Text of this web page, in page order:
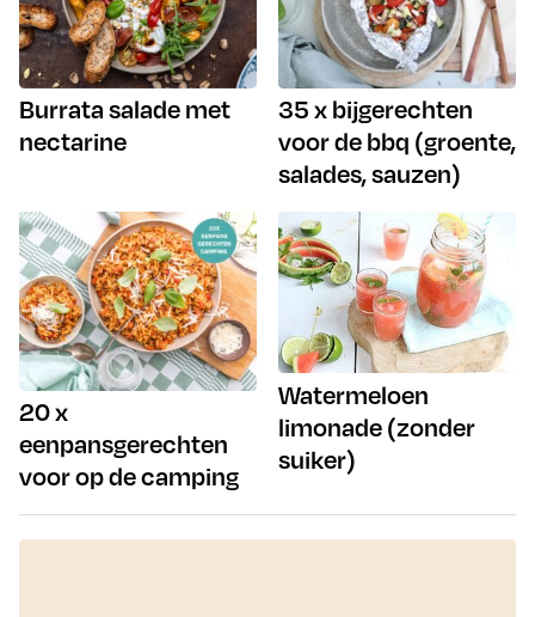
Burrata salade met
nectarine
35 x bijgerechten
voor de bbq (groente,
salades, sauzen)
20 x
eenpansgerechten
voor op de camping
Watermeloen
limonade (zonder
suiker)